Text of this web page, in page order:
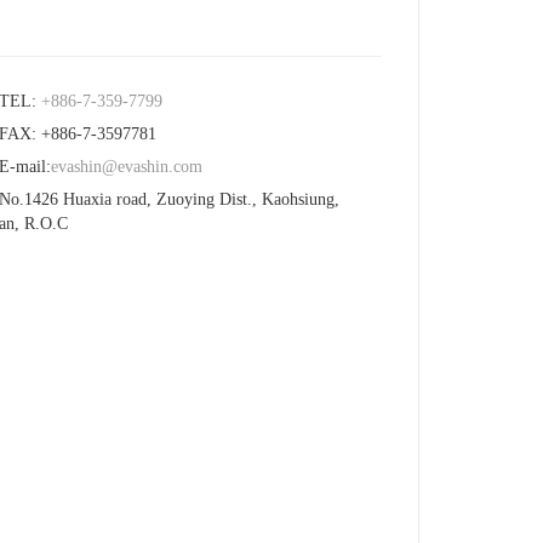
+886-7-359-7799
+886-7-3597781
mail:evashin@evashin.com
Huaxia road, Zuoying Dist., Kaohsiung,
R.O.C